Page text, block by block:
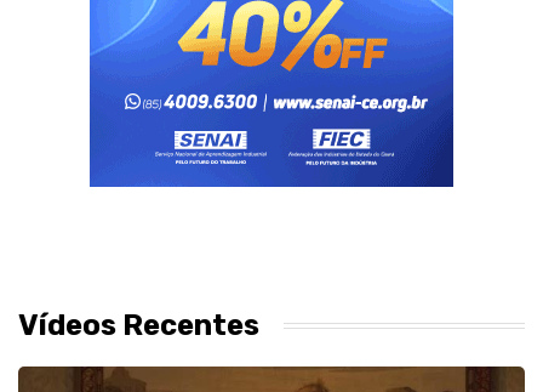
Vídeos Recentes